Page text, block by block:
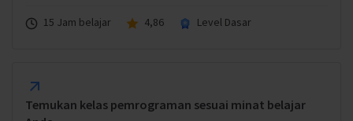
15 Jam belajar 4,86 Level Dasar
Temukan kelas pemrograman sesuai minat belajar